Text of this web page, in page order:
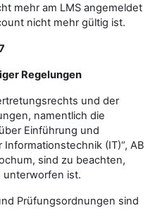
mehr am LMS angemeldet
nicht mehr gültig ist.
Regelungen
und der
namentlich die
Einführung und
(IT)“, AB
sind zu beachten,
unterworfen ist.
Prüfungsordnungen sind